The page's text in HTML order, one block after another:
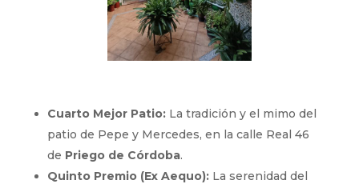
Cuarto Mejor Patio:La tradición y el mimo del
patio de Pepe y Mercedes, en la calle Real 46
de Priego de Córdoba.
Quinto Premio (Ex Aequo):La serenidad del